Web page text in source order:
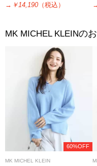
→ ￥14,190 （税込）
MK MICHEL KLEINの
60%OFF
MK MICHEL KLEIN